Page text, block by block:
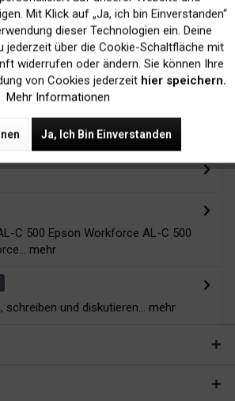
der
Versand innerhalb von
24H*
C 500 Epson Workforce AL-C 500
mehr
schreiben und diskutieren... mehr
Inaktiv
Inaktiv
Mit Klick auf „Ja, ich bin Einverstanden“
dieser Technologien ein. Deine
jederzeit über die Cookie-Schaltfläche mit
widerrufen oder ändern. Sie können Ihre
von Cookies jederzeit hier speichern.
Mehr Informationen
Ja, Ich Bin Einverstanden